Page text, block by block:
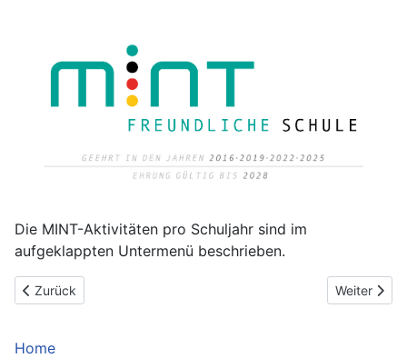
Home
Die MINT-Aktivitäten pro Schuljahr sind im
aufgeklappten Untermenü beschrieben.
Vorheriger Beitrag: MINT Kalender 2020-2021
Zurück Nächster
Weiter